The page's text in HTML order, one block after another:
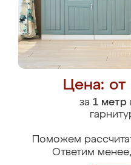
Цена:
за 1 метр
Поможем
Ответим